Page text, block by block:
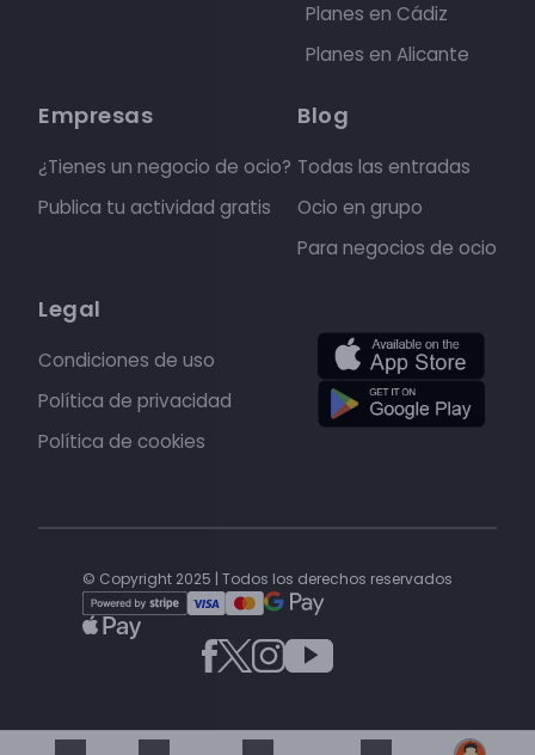
Planes en Cádiz
Planes en Alicante
Empresas
¿Tienes un negocio de ocio?
Publica tu actividad gratis
Blog
Todas las entradas
Ocio en grupo
Para negocios de ocio
Legal
Condiciones de uso
Política de privacidad
Política de cookies
© Copyright 2025 | Todos los derechos reservados